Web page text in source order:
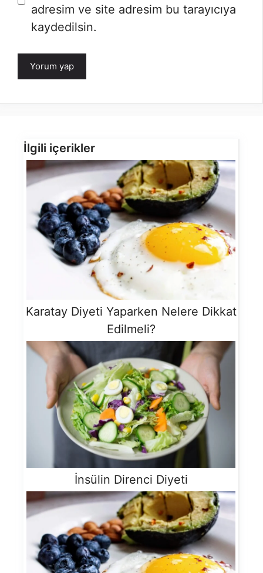
adresim ve site adresim bu tarayıcıya
kaydedilsin.
İlgili içerikler
Karatay Diyeti Yaparken Nelere Dikkat
Edilmeli?
İnsülin Direnci Diyeti